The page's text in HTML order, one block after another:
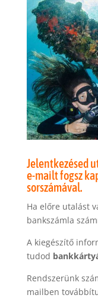
Jelentkezésed
e-mailt fogsz
sorszámával.
Ha előre utalást
bankszámla
A kiegészítő
tudod
Rendszerünk
mailben